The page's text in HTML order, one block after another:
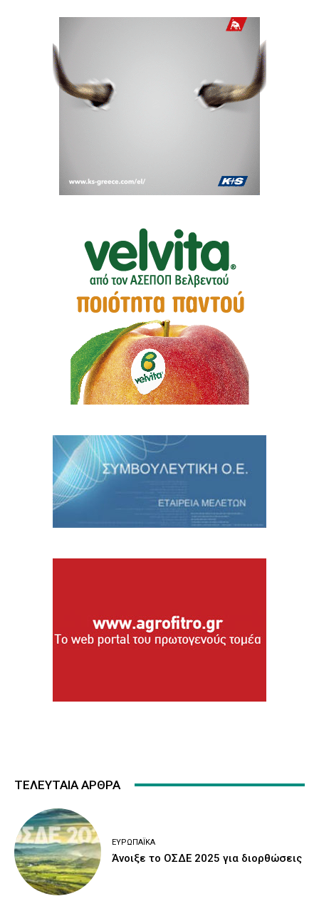
ΤΕΛΕΥΤΑΙΑ ΑΡΘΡΑ
ΕΥΡΩΠΑΪΚΆ
Άνοιξε το ΟΣΔΕ 2025 για διορθώσεις